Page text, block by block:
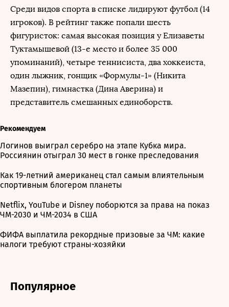
Среди видов спорта в списке лидируют футбол (14
игроков). В рейтинг также попали шесть
фигуристок: самая высокая позиция у Елизаветы
Туктамышевой (13-е место и более 35 000
упоминаний), четыре теннисиста, два хоккеиста,
один лыжник, гонщик «Формулы-1» (Никита
Мазепин), гимнастка (Дина Аверина) и
представитель смешанных единоборств.
Рекомендуем
Логинов выиграл серебро на этапе Кубка мира.
Россиянин отыграл 30 мест в гонке преследования
Как 19-летний американец стал самым влиятельным
спортивным блогером планеты
Netflix, YouTube и Disney поборются за права на показ
ЧМ-2030 и ЧМ-2034 в США
ФИФА выплатила рекордные призовые за ЧМ: какие
налоги требуют страны-хозяйки
Популярное